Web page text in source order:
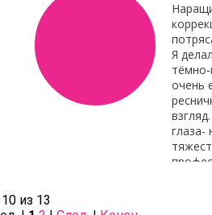
Я
очень
глаза-
Также сделала коррекцию бровей-
Советую всем!
из 13